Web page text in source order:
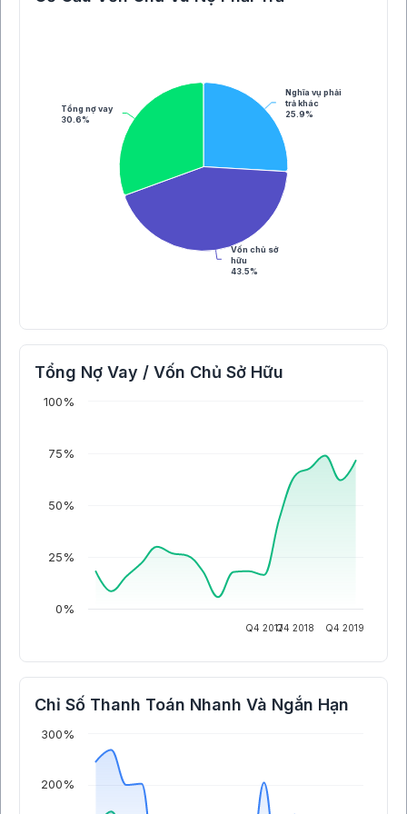
Nghĩa vụ phải
trả khác
25.9%
Vốn chủ sở
hữu
43.5%
Tổng nợ vay
30.6%
Tổng Nợ Vay / Vốn Chủ Sở Hữu
Q4 2017Q4 2018 Q4 2019
0%
25%
50%
75%
100%
Chỉ Số Thanh Toán Nhanh Và Ngắn Hạn
200%
300%